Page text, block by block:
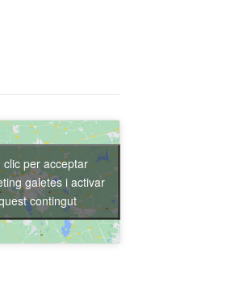
clic per acceptar
galetes i activar
contingut